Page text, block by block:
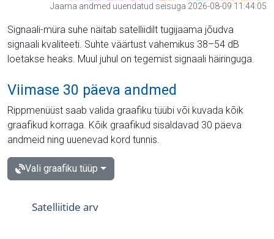
Jaama andmed uuendatud seisuga 2026-08-09 11:44:05
Signaali-müra suhe näitab satelliidilt tugijaama jõudva
signaali kvaliteeti. Suhte väärtust vahemikus 38–54 dB
loetakse heaks. Muul juhul on tegemist signaali häiringuga.
Viimase 30 päeva andmed
Rippmenüüst saab valida graafiku tüübi või kuvada kõik
graafikud korraga. Kõik graafikud sisaldavad 30 päeva
andmeid ning uuenevad kord tunnis.
Vali graafiku tüüp
Satelliitide arv